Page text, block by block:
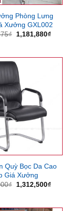
Phòng Lưng
Xưởng GXL002
₫
Giá
1,181,880₫Giá
Quỳ Bọc Da Cao
Giá Xưởng
₫
Giá
1,312,500₫Giá